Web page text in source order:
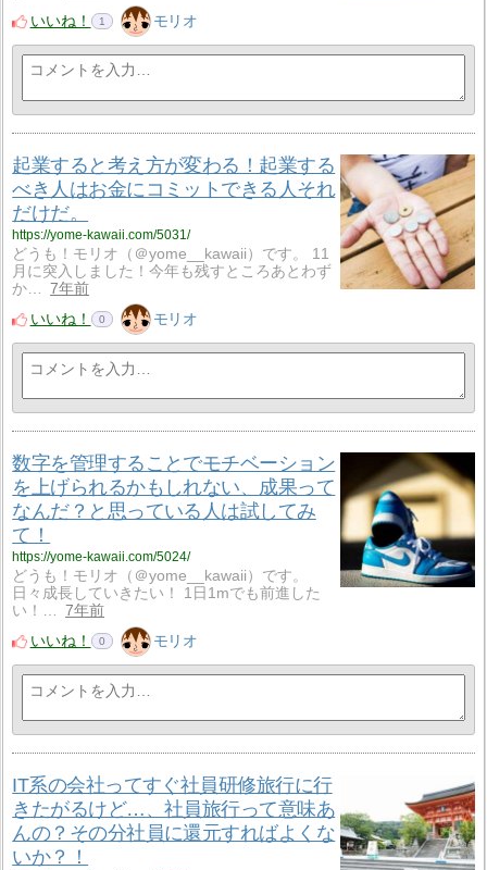
いいね！
1 モリオ
起業すると考え方が変わる！起業する
べき人はお金にコミットできる人それ
だけだ。
https://yome-kawaii.com/5031/
どうも！モリオ（＠yome__kawaii）です。 11
月に突入しました！今年も残すところあとわず
か…
7年前
いいね！
0 モリオ
数字を管理することでモチベーション
を上げられるかもしれない、成果って
なんだ？と思っている人は試してみ
て！
https://yome-kawaii.com/5024/
どうも！モリオ（＠yome__kawaii）です。
日々成長していきたい！ 1日1mでも前進した
い！…
7年前
いいね！
0 モリオ
IT系の会社ってすぐ社員研修旅行に行
きたがるけど…、社員旅行って意味あ
んの？その分社員に還元すればよくな
いか？！